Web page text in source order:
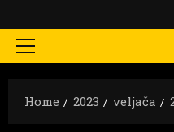
Primary
Home
2023 veljača